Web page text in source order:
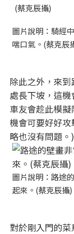
圖片說明：騎經
喘口氣。(蔡克辰
除此之外，來
處長下坡，這
車友會趁此模
機會可要好好
略也沒有問題。)
圖片說明：路途
起來。(蔡克辰攝)
對於剛入門的